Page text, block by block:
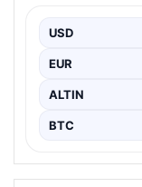
bölgedeki doğal
Henüz…
USD
EUR
ALTIN
BTC